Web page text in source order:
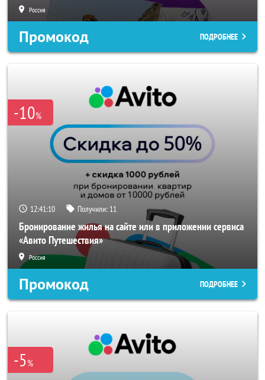
Россия
Промокод ПОДРОБНЕЕ
-10%
12:41:08 Получили: 11
Бронирование жилья на сайте или в приложении сервиса
«Авито Путешествия»
Россия
Промокод ПОДРОБНЕЕ
-5%